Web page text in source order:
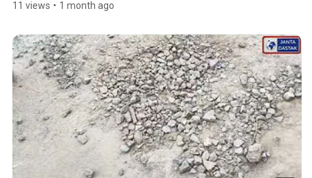
11 views • 1 month ago